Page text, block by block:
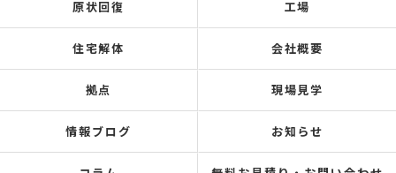
原状回復 工場
住宅解体 会社概要
拠点 現場見学
情報ブログ お知らせ